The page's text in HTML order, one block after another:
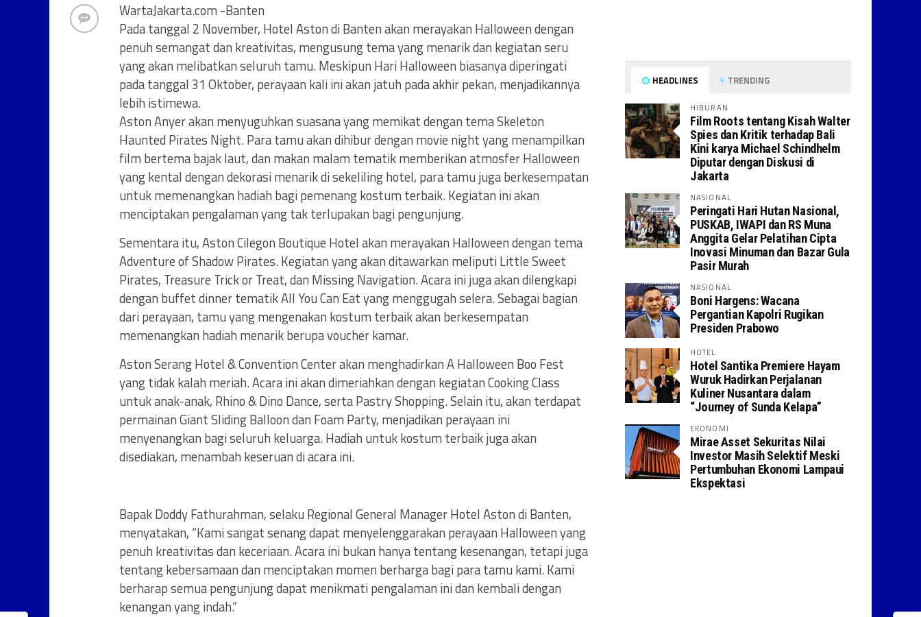
WartaJakarta.com -Banten
Pada tanggal 2 November, Hotel Aston di Banten akan merayakan Halloween dengan
penuh semangat dan kreativitas, mengusung tema yang menarik dan kegiatan seru
yang akan melibatkan seluruh tamu. Meskipun Hari Halloween biasanya diperingati
pada tanggal 31 Oktober, perayaan kali ini akan jatuh pada akhir pekan, menjadikannya
lebih istimewa.
Aston Anyer akan menyuguhkan suasana yang memikat dengan tema Skeleton
Haunted Pirates Night. Para tamu akan dihibur dengan movie night yang menampilkan
film bertema bajak laut, dan makan malam tematik memberikan atmosfer Halloween
yang kental dengan dekorasi menarik di sekeliling hotel, para tamu juga berkesempatan
untuk memenangkan hadiah bagi pemenang kostum terbaik. Kegiatan ini akan
menciptakan pengalaman yang tak terlupakan bagi pengunjung.
Sementara itu, Aston Cilegon Boutique Hotel akan merayakan Halloween dengan tema
Adventure of Shadow Pirates. Kegiatan yang akan ditawarkan meliputi Little Sweet
Pirates, Treasure Trick or Treat, dan Missing Navigation. Acara ini juga akan dilengkapi
dengan buffet dinner tematik All You Can Eat yang menggugah selera. Sebagai bagian
dari perayaan, tamu yang mengenakan kostum terbaik akan berkesempatan
memenangkan hadiah menarik berupa voucher kamar.
Aston Serang Hotel & Convention Center akan menghadirkan A Halloween Boo Fest
yang tidak kalah meriah. Acara ini akan dimeriahkan dengan kegiatan Cooking Class
untuk anak-anak, Rhino & Dino Dance, serta Pastry Shopping. Selain itu, akan terdapat
permainan Giant Sliding Balloon dan Foam Party, menjadikan perayaan ini
menyenangkan bagi seluruh keluarga. Hadiah untuk kostum terbaik juga akan
disediakan, menambah keseruan di acara ini.
Bapak Doddy Fathurahman, selaku Regional General Manager Hotel Aston di Banten,
menyatakan, “Kami sangat senang dapat menyelenggarakan perayaan Halloween yang
penuh kreativitas dan keceriaan. Acara ini bukan hanya tentang kesenangan, tetapi juga
tentang kebersamaan dan menciptakan momen berharga bagi para tamu kami. Kami
berharap semua pengunjung dapat menikmati pengalaman ini dan kembali dengan
kenangan yang indah.”
HEADLINES TRENDING
HIBURAN
Film Roots tentang Kisah Walter
Spies dan Kritik terhadap Bali
Kini karya Michael Schindhelm
Diputar dengan Diskusi di
Jakarta
NASIONAL
Peringati Hari Hutan Nasional,
PUSKAB, IWAPI dan RS Muna
Anggita Gelar Pelatihan Cipta
Inovasi Minuman dan Bazar Gula
Pasir Murah
NASIONAL
Boni Hargens: Wacana
Pergantian Kapolri Rugikan
Presiden Prabowo
HOTEL
Hotel Santika Premiere Hayam
Wuruk Hadirkan Perjalanan
Kuliner Nusantara dalam
“Journey of Sunda Kelapa”
EKONOMI
Mirae Asset Sekuritas Nilai
Investor Masih Selektif Meski
Pertumbuhan Ekonomi Lampaui
Ekspektasi